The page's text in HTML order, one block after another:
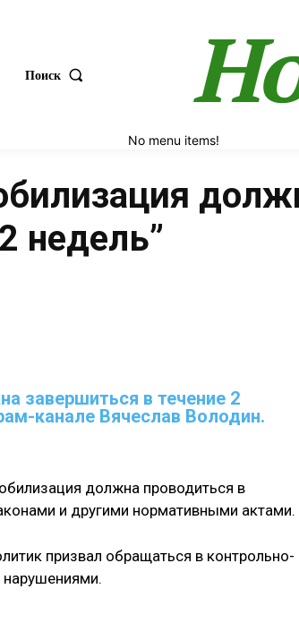
Поиск
No menu items!
недель”
завершиться в течение 2
канале Вячеслав Володин.
должна проводиться в
и другими нормативными актами.
призвал обращаться в контрольно-
нарушениями.